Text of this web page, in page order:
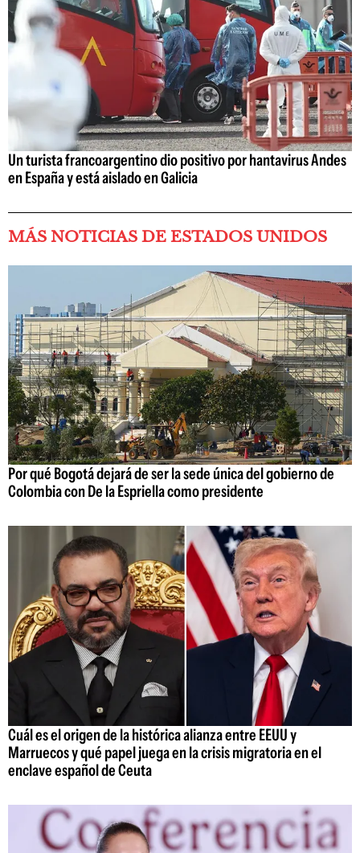
Un turista francoargentino dio positivo por hantavirus Andes
en España y está aislado en Galicia
MÁS NOTICIAS DE ESTADOS UNIDOS
Por qué Bogotá dejará de ser la sede única del gobierno de
Colombia con De la Espriella como presidente
Cuál es el origen de la histórica alianza entre EEUU y
Marruecos y qué papel juega en la crisis migratoria en el
enclave español de Ceuta